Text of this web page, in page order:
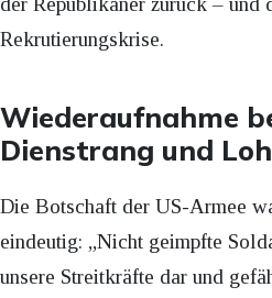
Rekrutierungskrise.
Wiederaufnahme
Dienstrang und
Die Botschaft der US-Armee
eindeutig: „Nicht geimpfte
unsere Streitkräfte dar und